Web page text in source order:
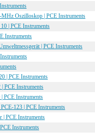
Oszilloskop | PCE Instruments
| PCE Instruments
Instruments
| PCE Instruments
| PCE Instruments
PCE Instruments
PCE Instruments
123 | PCE Instruments
| PCE Instruments
Instruments